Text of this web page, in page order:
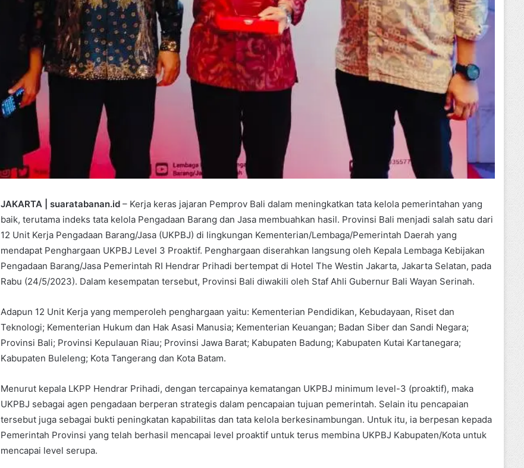
JAKARTA | suaratabanan.id – Kerja keras jajaran Pemprov Bali dalam meningkatkan tata kelola pemerintahan yang
baik, terutama indeks tata kelola Pengadaan Barang dan Jasa membuahkan hasil. Provinsi Bali menjadi salah satu dari
12 Unit Kerja Pengadaan Barang/Jasa (UKPBJ) di lingkungan Kementerian/Lembaga/Pemerintah Daerah yang
mendapat Penghargaan UKPBJ Level 3 Proaktif. Penghargaan diserahkan langsung oleh Kepala Lembaga Kebijakan
Pengadaan Barang/Jasa Pemerintah RI Hendrar Prihadi bertempat di Hotel The Westin Jakarta, Jakarta Selatan, pada
Rabu (24/5/2023). Dalam kesempatan tersebut, Provinsi Bali diwakili oleh Staf Ahli Gubernur Bali Wayan Serinah.
Adapun 12 Unit Kerja yang memperoleh penghargaan yaitu: Kementerian Pendidikan, Kebudayaan, Riset dan
Teknologi; Kementerian Hukum dan Hak Asasi Manusia; Kementerian Keuangan; Badan Siber dan Sandi Negara;
Provinsi Bali; Provinsi Kepulauan Riau; Provinsi Jawa Barat; Kabupaten Badung; Kabupaten Kutai Kartanegara;
Kabupaten Buleleng; Kota Tangerang dan Kota Batam.
Menurut kepala LKPP Hendrar Prihadi, dengan tercapainya kematangan UKPBJ minimum level-3 (proaktif), maka
UKPBJ sebagai agen pengadaan berperan strategis dalam pencapaian tujuan pemerintah. Selain itu pencapaian
tersebut juga sebagai bukti peningkatan kapabilitas dan tata kelola berkesinambungan. Untuk itu, ia berpesan kepada
Pemerintah Provinsi yang telah berhasil mencapai level proaktif untuk terus membina UKPBJ Kabupaten/Kota untuk
mencapai level serupa.